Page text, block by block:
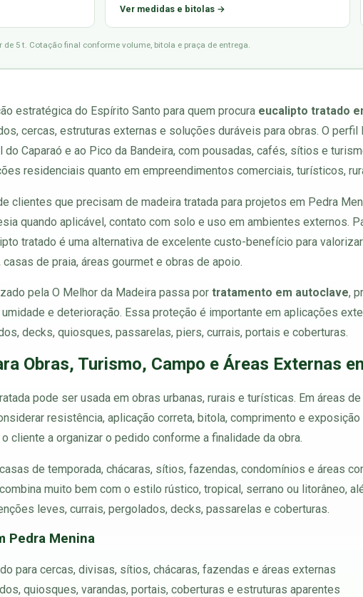
Ver medidas e bitolas →
5 t. Cotação final conforme volume, bitola e praça de entrega.
estratégica do Espírito Santo para quem procura eucalipto tratado
cercas, estruturas externas e soluções duráveis para obras. O
Caparaó e ao Pico da Bandeira, com pousadas, cafés, sítios e
residenciais quanto em empreendimentos comerciais, turísticos,
clientes que precisam de madeira tratada para projetos em Pedra
quando aplicável, contato com solo e uso em ambientes externos.
tratado é uma alternativa de excelente custo-benefício para
de praia, áreas gourmet e obras de apoio.
pela O Melhor da Madeira passa por tratamento em autoclave,
e deterioração. Essa proteção é importante em aplicações
decks, quiosques, passarelas, piers, currais, portais e coberturas.
Obras, Turismo, Campo e Áreas Externas
pode ser usada em obras urbanas, rurais e turísticas. Em áreas
resistência, aplicação correta, bitola, comprimento e
cliente a organizar o pedido conforme a finalidade da obra.
de temporada, chácaras, sítios, fazendas, condomínios e áreas
muito bem com o estilo rústico, tropical, serrano ou litorâneo,
leves, currais, pergolados, decks, passarelas e coberturas.
Pedra Menina
para cercas, divisas, sítios, chácaras, fazendas e áreas externas
quiosques, varandas, portais, coberturas e estruturas aparentes